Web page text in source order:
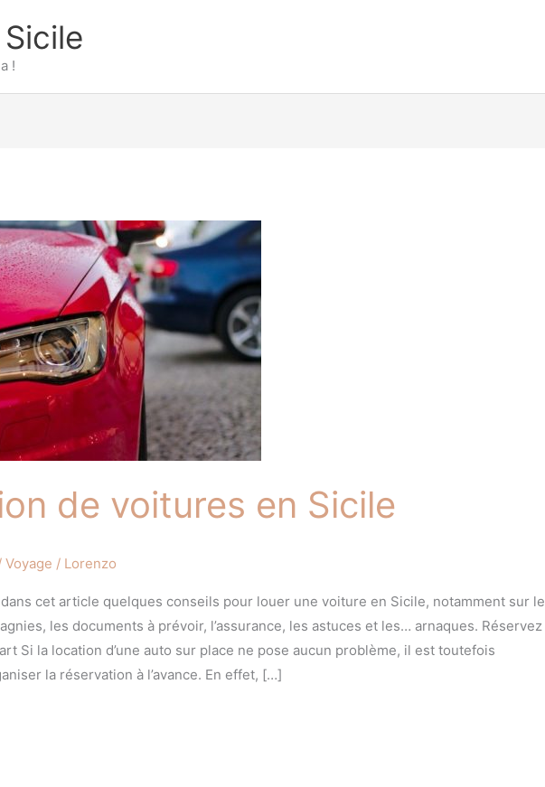
!
de voitures en Sicile
Voyage / Lorenzo
cet article quelques conseils pour louer une voiture en Sicile, notamment sur le
les documents à prévoir, l’assurance, les astuces et les… arnaques. Réservez
Si la location d’une auto sur place ne pose aucun problème, il est toutefois
la réservation à l’avance. En effet, […]